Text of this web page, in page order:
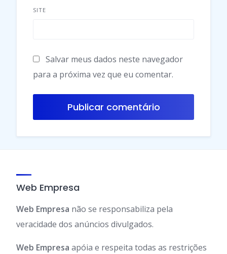
SITE
Salvar meus dados neste navegador
para a próxima vez que eu comentar.
Web Empresa
Web Empresa não se responsabiliza pela
veracidade dos anúncios divulgados.
Web Empresa apóia e respeita todas as restrições